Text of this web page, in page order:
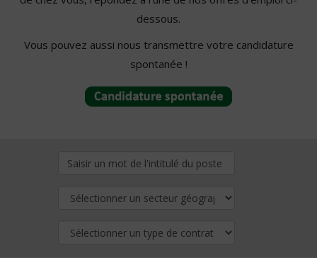
dessous.
Vous pouvez aussi nous transmettre votre candidature
spontanée !